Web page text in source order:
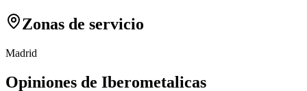
Zonas de servicio
Madrid
Opiniones de Iberometalicas